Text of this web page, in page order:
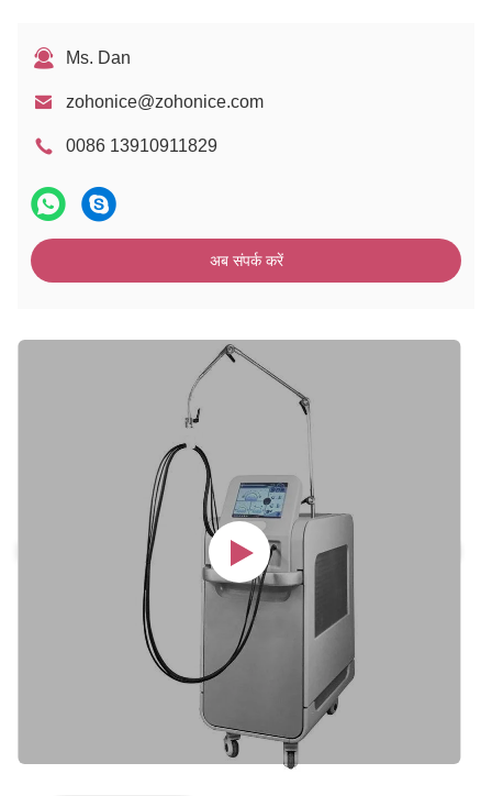
Ms. Dan
zohonice@zohonice.com
0086 13910911829
अब संपर्क करें